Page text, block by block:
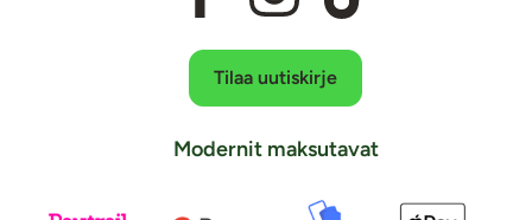
Tilaa uutiskirje
Modernit maksutavat